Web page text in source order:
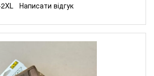
Написати відгук